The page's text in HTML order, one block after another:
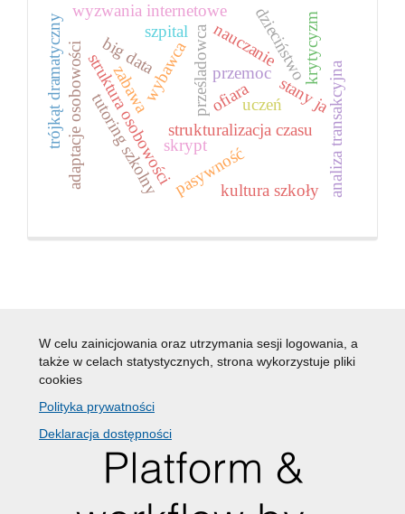
zabawa
strukturalizacja czasu analiza transakcyjna
big data
struktura osobowościpasywność
uczeń
adaptacje osobowości
trójkąt dramatyczny ofiara
prześladowca
wybawca przemoc
stany ja
tutoring szkolny kultura szkoły
skrypt
wyzwania internetowe dzieciństwo
nauczanie krytycyzm
szpital
W celu zainicjowania oraz utrzymania sesji logowania, a
także w celach statystycznych, strona wykorzystuje pliki
cookies
Polityka prywatności
Deklaracja dostępności